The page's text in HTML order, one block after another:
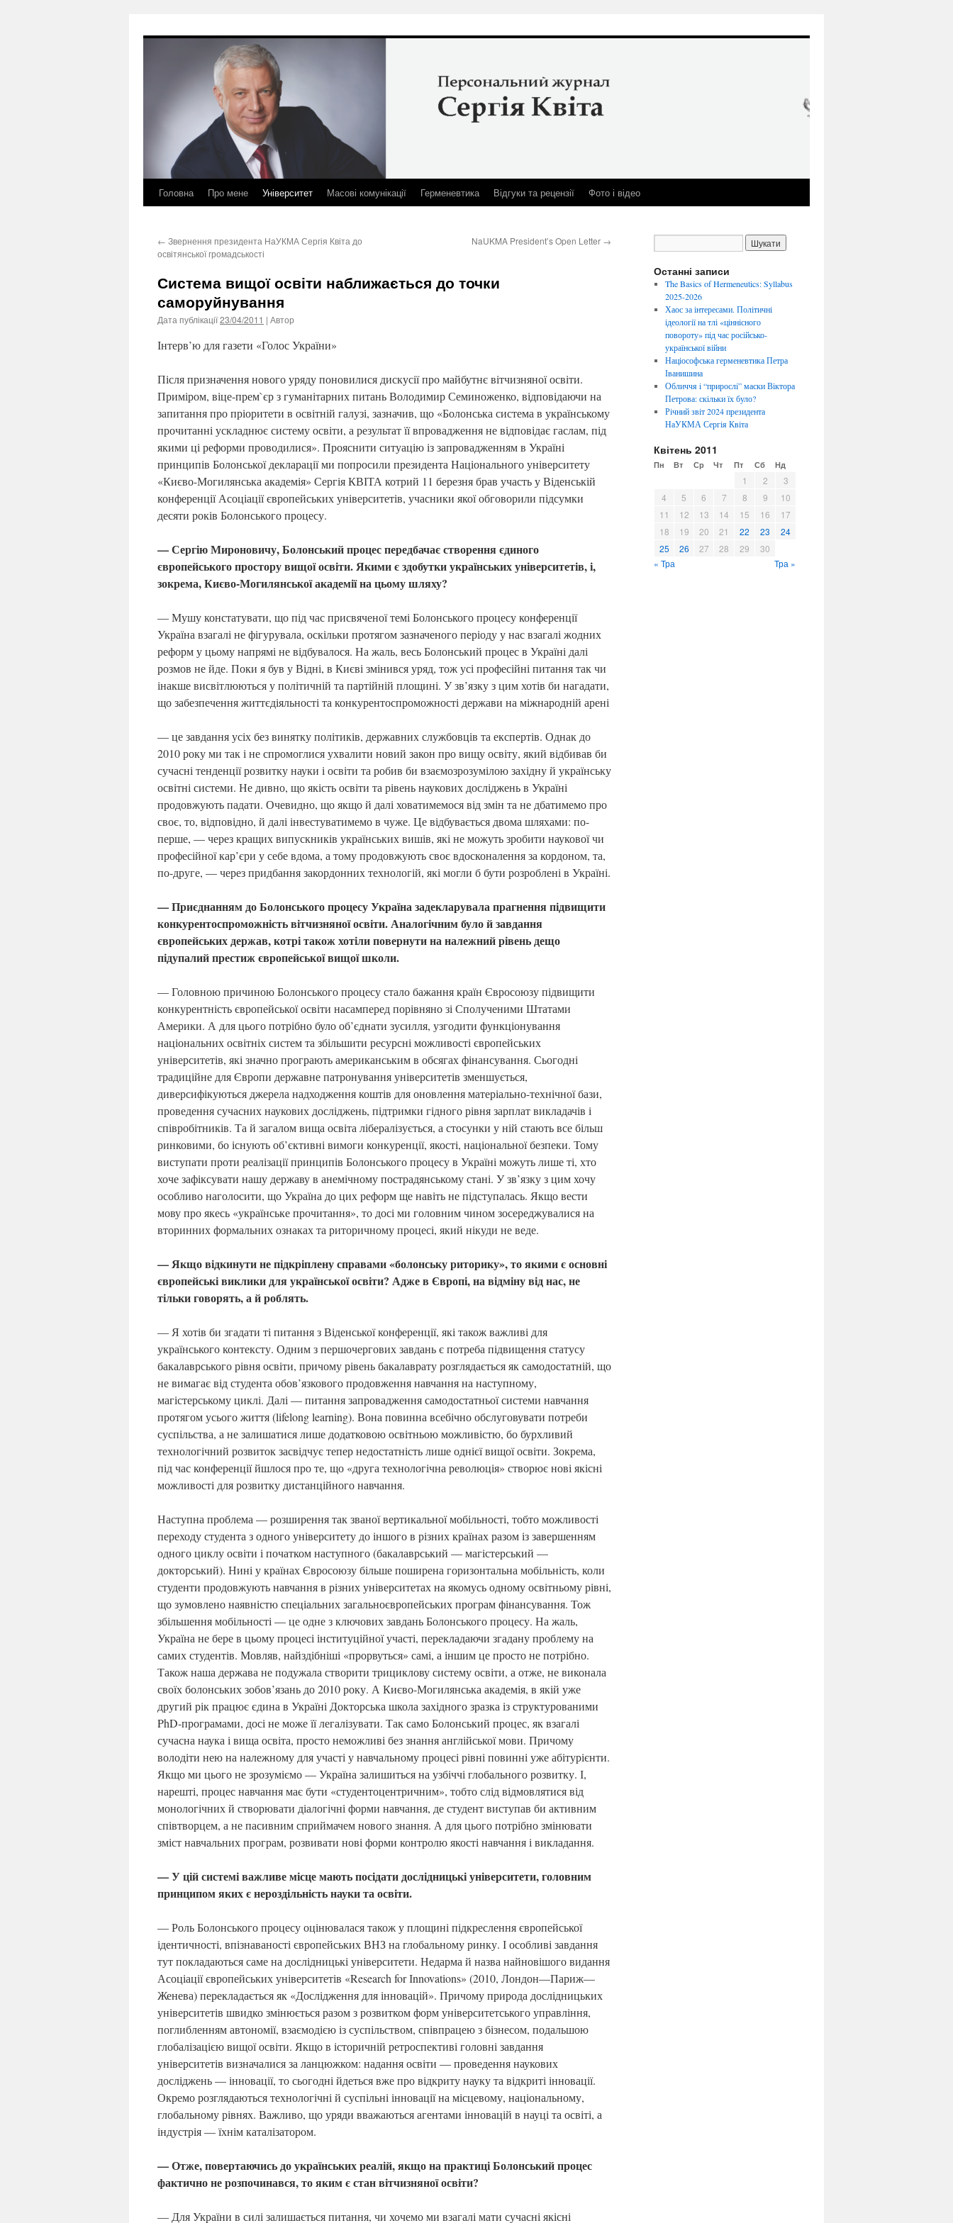
до
Головна Про мене Університет Масові комунікації Герменевтика Відгуки та рецензії Фото і відео
← Звернення президента НаУКМА Сергія Квіта до
освітянської громадськості
NaUKMA President’s Open Letter →
Система вищої освіти наближається до точки
саморуйнування
Дата публікації23/04/2011 | Автор
Інтерв’ю для газети «Голос України»
Після призначення нового уряду поновилися дискусії про майбутнє вітчизняної освіти.
Приміром, віце-прем`єр з гуманітарних питань Володимир Семиноженко, відповідаючи на
запитання про пріоритети в освітній галузі, зазначив, що «Болонська система в українському
прочитанні ускладнює систему освіти, а результат її впровадження не відповідає гаслам, під
якими ці реформи проводилися». Прояснити ситуацію із запровадженням в Україні
принципів Болонської декларації ми попросили президента Національного університету
«Києво-Могилянська академія» Сергія КВІТА котрий 11 березня брав участь у Віденській
конференції Асоціації європейських університетів, учасники якої обговорили підсумки
десяти років Болонського процесу.
— Сергію Мироновичу, Болонський процес передбачає створення єдиного
європейського простору вищої освіти. Якими є здобутки українських університетів, і,
зокрема, Києво-Могилянської академії на цьому шляху?
— Мушу констатувати, що під час присвяченої темі Болонського процесу конференції
Україна взагалі не фігурувала, оскільки протягом зазначеного періоду у нас взагалі жодних
реформ у цьому напрямі не відбувалося. На жаль, весь Болонський процес в Україні далі
розмов не йде. Поки я був у Відні, в Києві змінився уряд, тож усі професійні питання так чи
інакше висвітлюються у політичній та партійній площині. У зв’язку з цим хотів би нагадати,
що забезпечення життєдіяльності та конкурентоспроможності держави на міжнародній арені
— це завдання усіх без винятку політиків, державних службовців та експертів. Однак до
2010 року ми так і не спромоглися ухвалити новий закон про вищу освіту, який відбивав би
сучасні тенденції розвитку науки і освіти та робив би взаємозрозумілою західну й українську
освітні системи. Не дивно, що якість освіти та рівень наукових досліджень в Україні
продовжують падати. Очевидно, що якщо й далі ховатимемося від змін та не дбатимемо про
своє, то, відповідно, й далі інвестуватимемо в чуже. Це відбувається двома шляхами: по-
перше, — через кращих випускників українських вишів, які не можуть зробити наукової чи
професійної кар’єри у себе вдома, а тому продовжують своє вдосконалення за кордоном, та,
по-друге, — через придбання закордонних технологій, які могли б бути розроблені в Україні.
— Приєднанням до Болонського процесу Україна задекларувала прагнення підвищити
конкурентоспроможність вітчизняної освіти. Аналогічним було й завдання
європейських держав, котрі також хотіли повернути на належний рівень дещо
підупалий престиж європейської вищої школи.
— Головною причиною Болонського процесу стало бажання країн Євросоюзу підвищити
конкурентність європейської освіти насамперед порівняно зі Сполученими Штатами
Америки. А для цього потрібно було об’єднати зусилля, узгодити функціонування
національних освітніх систем та збільшити ресурсні можливості європейських
університетів, які значно програють американським в обсягах фінансування. Сьогодні
традиційне для Європи державне патронування університетів зменшується,
диверсифікуються джерела надходження коштів для оновлення матеріально-технічної бази,
проведення сучасних наукових досліджень, підтримки гідного рівня зарплат викладачів і
співробітників. Та й загалом вища освіта лібералізується, а стосунки у ній стають все більш
ринковими, бо існують об’єктивні вимоги конкуренції, якості, національної безпеки. Тому
виступати проти реалізації принципів Болонського процесу в Україні можуть лише ті, хто
хоче зафіксувати нашу державу в анемічному пострадянському стані. У зв’язку з цим хочу
особливо наголосити, що Україна до цих реформ ще навіть не підступалась. Якщо вести
мову про якесь «українське прочитання», то досі ми головним чином зосереджувалися на
вторинних формальних ознаках та риторичному процесі, який нікуди не веде.
— Якщо відкинути не підкріплену справами «болонську риторику», то якими є основні
європейські виклики для української освіти? Адже в Європі, на відміну від нас, не
тільки говорять, а й роблять.
— Я хотів би згадати ті питання з Віденської конференції, які також важливі для
українського контексту. Одним з першочергових завдань є потреба підвищення статусу
бакалаврського рівня освіти, причому рівень бакалаврату розглядається як самодостатній, що
не вимагає від студента обов’язкового продовження навчання на наступному,
магістерському циклі. Далі — питання запровадження самодостатньої системи навчання
протягом усього життя (lіfelong learnіng). Вона повинна всебічно обслуговувати потреби
суспільства, а не залишатися лише додатковою освітньою можливістю, бо бурхливий
технологічний розвиток засвідчує тепер недостатність лише однієї вищої освіти. Зокрема,
під час конференції йшлося про те, що «друга технологічна революція» створює нові якісні
можливості для розвитку дистанційного навчання.
Наступна проблема — розширення так званої вертикальної мобільності, тобто можливості
переходу студента з одного університету до іншого в різних країнах разом із завершенням
одного циклу освіти і початком наступного (бакалаврський — магістерський —
докторський). Нині у країнах Євросоюзу більше поширена горизонтальна мобільність, коли
студенти продовжують навчання в різних університетах на якомусь одному освітньому рівні,
що зумовлено наявністю спеціальних загальноєвропейських програм фінансування. Тож
збільшення мобільності — це одне з ключових завдань Болонського процесу. На жаль,
Україна не бере в цьому процесі інституційної участі, перекладаючи згадану проблему на
самих студентів. Мовляв, найздібніші «прорвуться» самі, а іншим це просто не потрібно.
Також наша держава не подужала створити трициклову систему освіти, а отже, не виконала
своїх болонських зобов’язань до 2010 року. А Києво-Могилянська академія, в якій уже
другий рік працює єдина в Україні Докторська школа західного зразка із структурованими
PhD-програмами, досі не може її легалізувати. Так само Болонський процес, як взагалі
сучасна наука і вища освіта, просто неможливі без знання англійської мови. Причому
володіти нею на належному для участі у навчальному процесі рівні повинні уже абітурієнти.
Якщо ми цього не зрозуміємо — Україна залишиться на узбіччі глобального розвитку. І,
нарешті, процес навчання має бути «студентоцентричним», тобто слід відмовлятися від
монологічних й створювати діалогічні форми навчання, де студент виступав би активним
співтворцем, а не пасивним сприймачем нового знання. А для цього потрібно змінювати
зміст навчальних програм, розвивати нові форми контролю якості навчання і викладання.
— У цій системі важливе місце мають посідати дослідницькі університети, головним
принципом яких є нероздільність науки та освіти.
— Роль Болонського процесу оцінювалася також у площині підкреслення європейської
ідентичності, впізнаваності європейських ВНЗ на глобальному ринку. І особливі завдання
тут покладаються саме на дослідницькі університети. Недарма й назва найновішого видання
Асоціації європейських університетів «Research for Іnnovatіons» (2010, Лондон—Париж—
Женева) перекладається як «Дослідження для інновацій». Причому природа дослідницьких
університетів швидко змінюється разом з розвитком форм університетського управління,
поглибленням автономії, взаємодією із суспільством, співпрацею з бізнесом, подальшою
глобалізацією вищої освіти. Якщо в історичній ретроспективі головні завдання
університетів визначалися за ланцюжком: надання освіти — проведення наукових
досліджень — інновації, то сьогодні йдеться вже про відкриту науку та відкриті інновації.
Окремо розглядаються технологічні й суспільні інновації на місцевому, національному,
глобальному рівнях. Важливо, що уряди вважаються агентами інновацій в науці та освіті, а
індустрія — їхнім каталізатором.
— Отже, повертаючись до українських реалій, якщо на практиці Болонський процес
фактично не розпочинався, то яким є стан вітчизняної освіти?
— Для України в силі залишається питання, чи хочемо ми взагалі мати сучасні якісні
Останні записи
The Basics of Hermeneutics: Syllabus
2025-2026
Хаос за інтересами. Політичні
ідеології на тлі «ціннісного
повороту» під час російсько-
української війни
Націософська герменевтика Петра
Іванишина
Обличчя i “прирослi” маски Віктора
Петрова: скiльки їх було?
Річний звіт 2024 президента
НаУКМА Сергія Квіта
Квітень 2011
Пн Вт Ср Чт Пт Сб Нд
1 2
3
4
5 6 7 8 9
10
11
12 13 14 15 16
17
18
19 20 21 22 23
24
25
26 27 28 29
30
« Тра
Тра »